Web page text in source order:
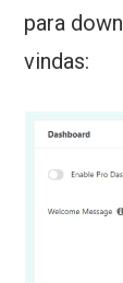
para
vindas: